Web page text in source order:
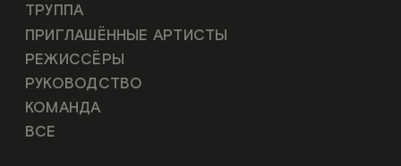
ТРУППА
ПРИГЛАШЁННЫЕ АРТИСТЫ
РЕЖИССЁРЫ
РУКОВОДСТВО
КОМАНДА
ВСЕ